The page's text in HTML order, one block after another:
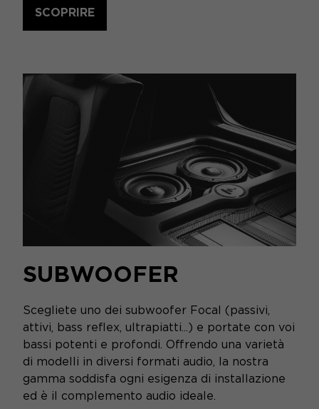
SCOPRIRE
SUBWOOFER
Scegliete uno dei subwoofer Focal (passivi,
attivi, bass reflex, ultrapiatti...) e portate con voi
bassi potenti e profondi. Offrendo una varietà
di modelli in diversi formati audio, la nostra
gamma soddisfa ogni esigenza di installazione
ed è il complemento audio ideale.